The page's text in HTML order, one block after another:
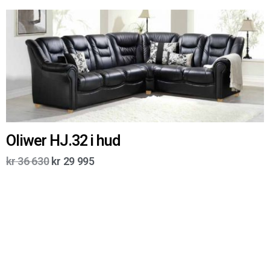
Oliwer HJ.32 i hud
kr36 630 kr 29 995